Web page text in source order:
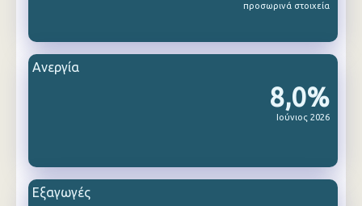
προσωρινά στοιχεία
8,0%
Ιούνιος 2026
Ανεργία
Εξαγωγές